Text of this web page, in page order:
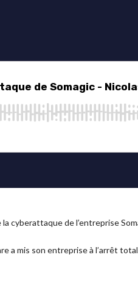
cyberattaque de l’entreprise
a mis son entreprise à l’arrêt